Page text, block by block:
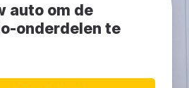
auto om de
onderdelen te